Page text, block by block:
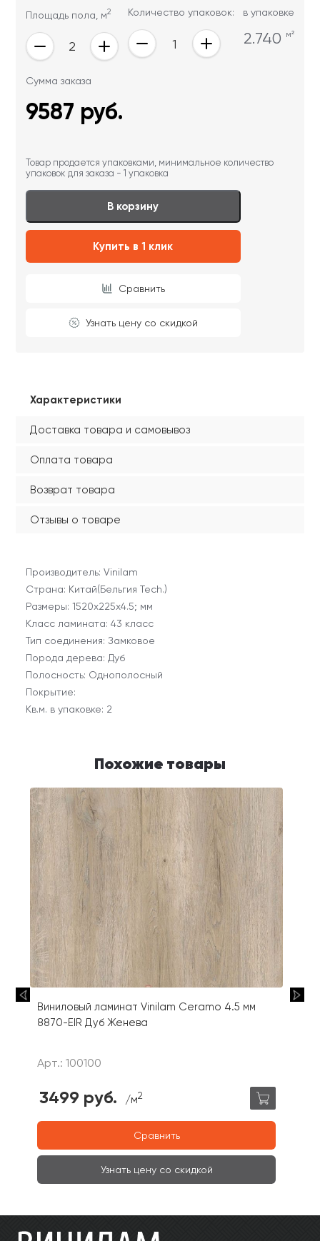
Площадь пола, м2 Количество упаковок: в упаковке
2.740 м²
Сумма заказа
9587 руб.
Товар продается упаковками, минимальное количество
упаковок для заказа - 1 упаковка
В корзину
Купить в 1 клик
Сравнить
Узнать цену со скидкой
Характеристики
Доставка товара и самовывоз
Оплата товара
Возврат товара
Отзывы о товаре
Производитель: Vinilam
Страна: Китай(Бельгия Tech.)
Размеры: 1520х225х4.5; мм
Класс ламината: 43 класс
Тип соединения: Замковое
Порода дерева: Дуб
Полосность: Однополосный
Покрытие:
Кв.м. в упаковке: 2
Похожие товары
Виниловый ламинат Vinilam Ceramo 4.5 мм
8870-EIR Дуб Женева
Арт.: 100100
3499 руб. /м2
Сравнить
Узнать цену со скидкой